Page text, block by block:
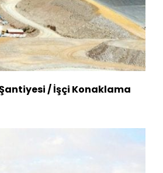
/ İşçi Konaklama